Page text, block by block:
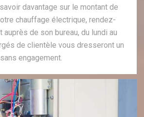
davantage sur le montant de
chauffage électrique, rendez-
de son bureau, du lundi au
de clientèle vous dresseront un
engagement.